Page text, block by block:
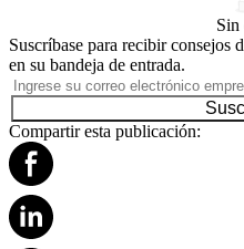
Sin
Suscríbase para recibir consejos
en su bandeja de entrada.
Compartir esta publicación: